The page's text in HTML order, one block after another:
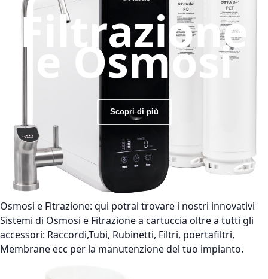
Filtrazione
e Osmosi
Scopri di più
Osmosi e Fitrazione: qui potrai trovare i nostri innovativi
Sistemi di Osmosi e Fitrazione a cartuccia oltre a tutti gli
accessori: Raccordi,Tubi, Rubinetti, Filtri, poertafiltri,
Membrane ecc per la manutenzione del tuo impianto.